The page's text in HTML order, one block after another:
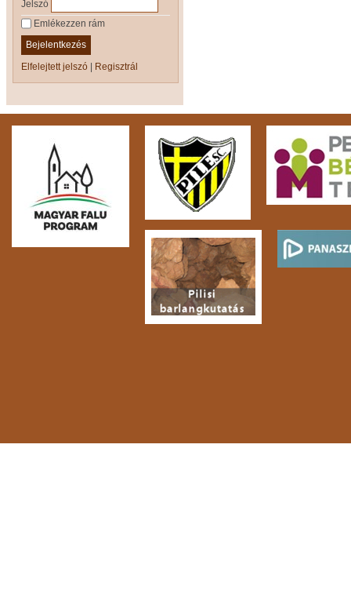
Jelszó
Emlékezzen rám
Bejelentkezés
Elfelejtett jelszó | Regisztrál